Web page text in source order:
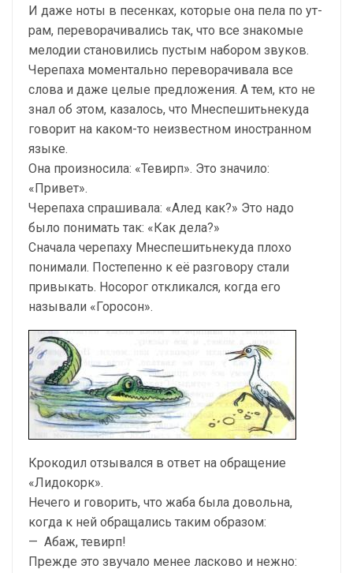
И даже ноты в песенках, которые она пела по ут­
рам, переворачивались так, что все знакомые
мелодии становились пустым набором звуков.
Черепаха моментально переворачивала все
слова и даже целые предложения. А тем, кто не
знал об этом, казалось, что Мнеспешитьнекуда
говорит на каком-то неизвестном иностранном
языке.
Она произносила: «Тевирп». Это значило:
«Привет».
Черепаха спрашивала: «Алед как?» Это надо
было понимать так: «Как дела?»
Сначала черепаху Мнеспешитьнекуда плохо
понима­ли. Постепенно к её разговору стали
привыкать. Носорог откликался, когда его
называли «Горосон».
Крокодил отзывался в ответ на обращение
«Лидокорк».
Нечего и говорить, что жаба была довольна,
когда к ней обращались таким образом:
— Абаж, тевирп!
Прежде это звучало менее ласково и нежно: